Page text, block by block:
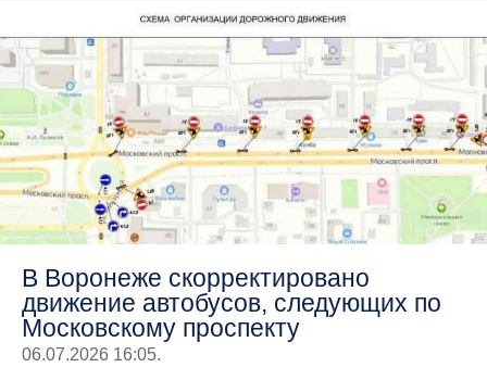
В Воронеже скорректировано
движение автобусов, следующих по
Московскому проспекту
06.07.2026 16:05.